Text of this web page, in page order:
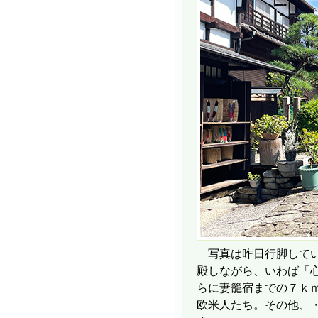
写真は昨日行脚して
殿しながら、いわば「
らに妻籠宿までの７ｋ
欧米人たち。その他、